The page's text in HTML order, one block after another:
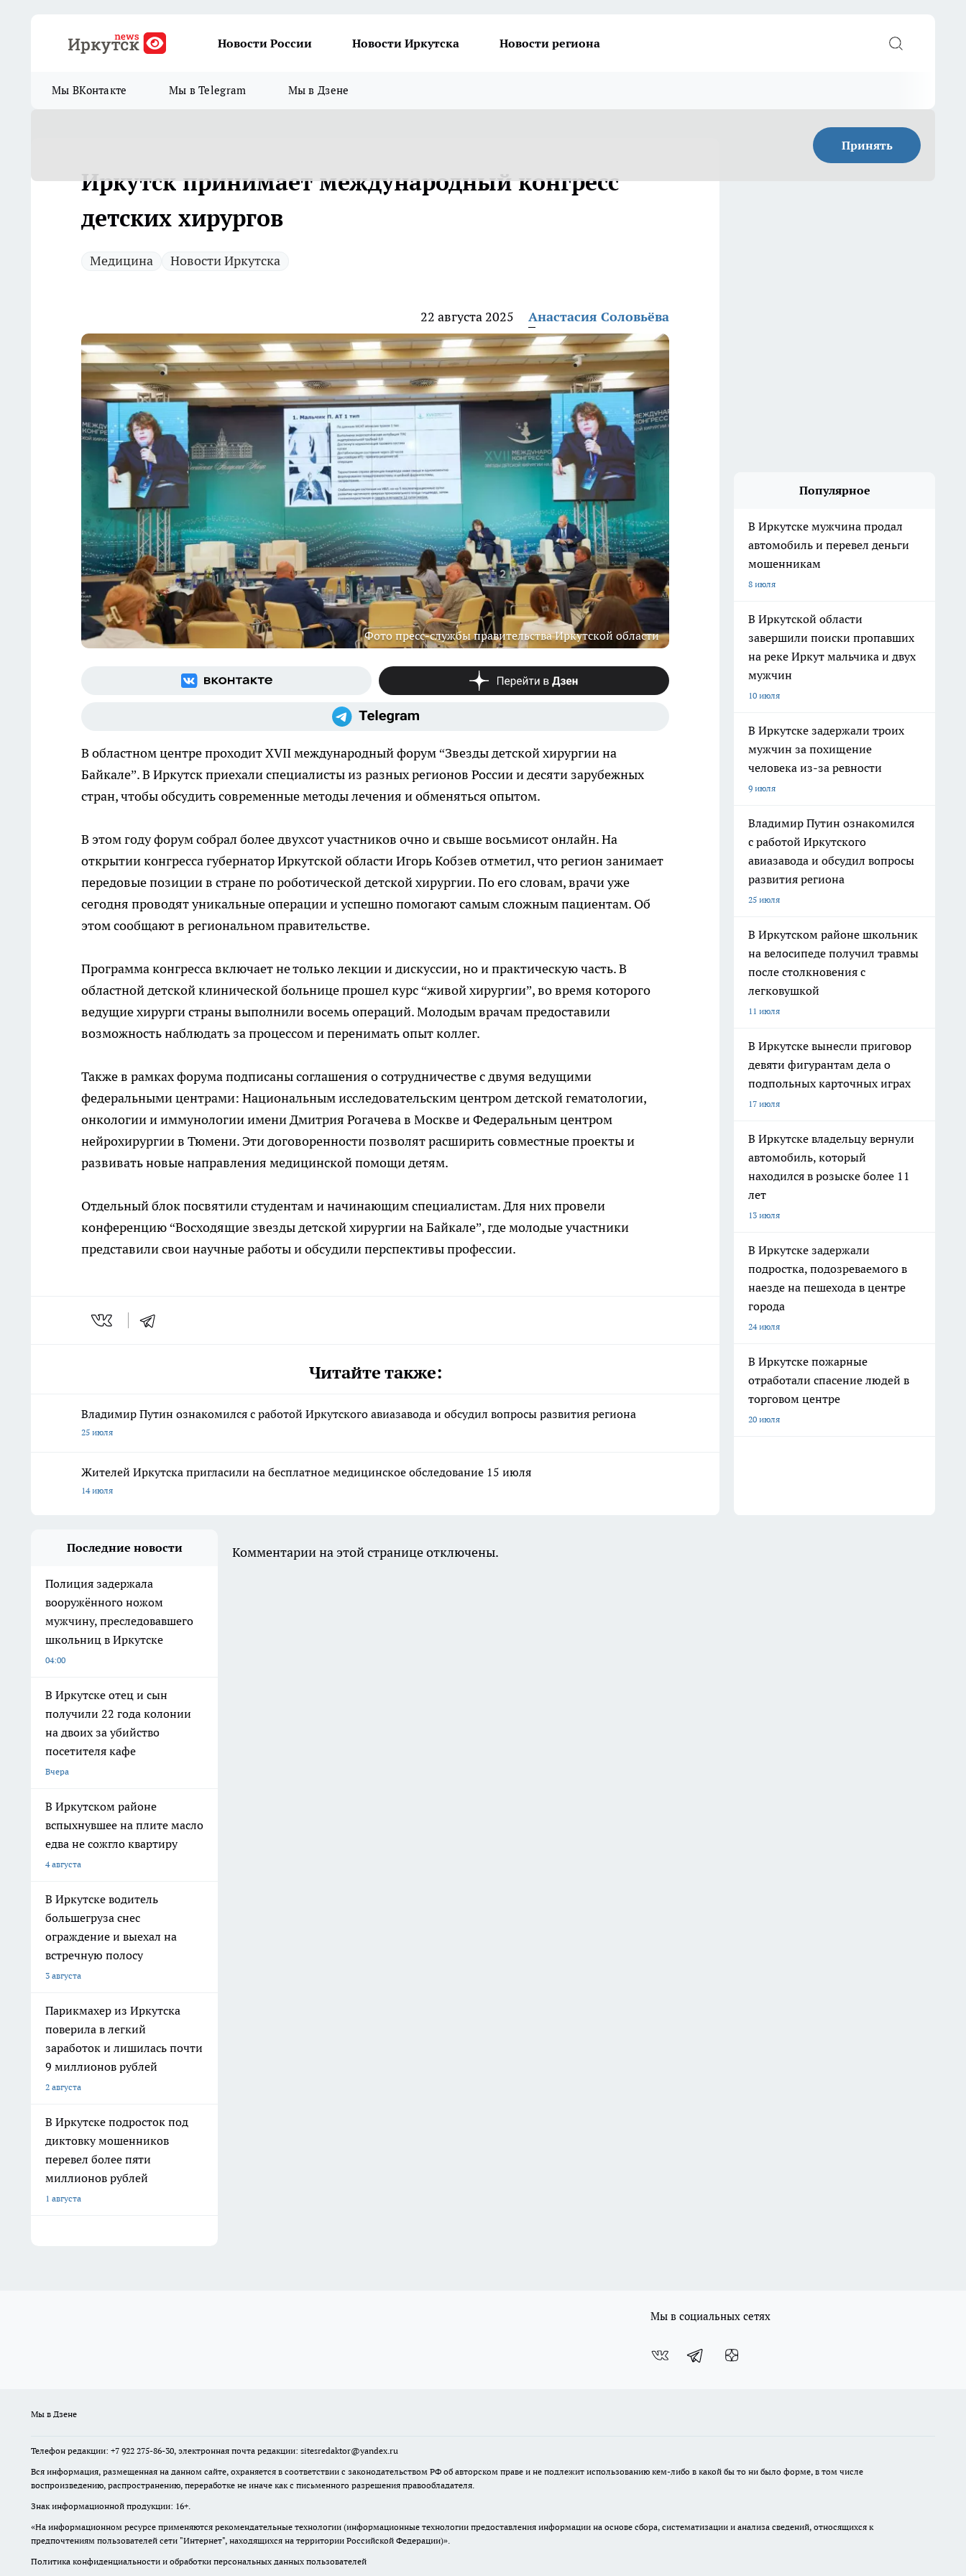
Новости России Новости Иркутска Новости региона
Мы ВКонтакте Мы в Telegram Мы в Дзене
Принять
Иркутск принимает международный конгресс
детских хирургов
Медицина Новости Иркутска
22 августа 2025 Анастасия Соловьёва
Фото пресс-службы правительства Иркутской области
В областном центре проходит XVII международный форум “Звезды детской хирургии на
Байкале”. В Иркутск приехали специалисты из разных регионов России и десяти зарубежных
стран, чтобы обсудить современные методы лечения и обменяться опытом.
В этом году форум собрал более двухсот участников очно и свыше восьмисот онлайн. На
открытии конгресса губернатор Иркутской области Игорь Кобзев отметил, что регион занимает
передовые позиции в стране по роботической детской хирургии. По его словам, врачи уже
сегодня проводят уникальные операции и успешно помогают самым сложным пациентам. Об
этом сообщают в региональном правительстве.
Программа конгресса включает не только лекции и дискуссии, но и практическую часть. В
областной детской клинической больнице прошел курс “живой хирургии”, во время которого
ведущие хирурги страны выполнили восемь операций. Молодым врачам предоставили
возможность наблюдать за процессом и перенимать опыт коллег.
Также в рамках форума подписаны соглашения о сотрудничестве с двумя ведущими
федеральными центрами: Национальным исследовательским центром детской гематологии,
онкологии и иммунологии имени Дмитрия Рогачева в Москве и Федеральным центром
нейрохирургии в Тюмени. Эти договоренности позволят расширить совместные проекты и
развивать новые направления медицинской помощи детям.
Отдельный блок посвятили студентам и начинающим специалистам. Для них провели
конференцию “Восходящие звезды детской хирургии на Байкале”, где молодые участники
представили свои научные работы и обсудили перспективы профессии.
Читайте также:
Владимир Путин ознакомился с работой Иркутского авиазавода и обсудил вопросы развития региона
25 июля
Жителей Иркутска пригласили на бесплатное медицинское обследование 15 июля
14 июля
Популярное
В Иркутске мужчина продал
автомобиль и перевел деньги
мошенникам
8 июля
В Иркутской области
завершили поиски пропавших
на реке Иркут мальчика и двух
мужчин
10 июля
В Иркутске задержали троих
мужчин за похищение
человека из-за ревности
9 июля
Владимир Путин ознакомился
с работой Иркутского
авиазавода и обсудил вопросы
развития региона
25 июля
В Иркутском районе школьник
на велосипеде получил травмы
после столкновения с
легковушкой
11 июля
В Иркутске вынесли приговор
девяти фигурантам дела о
подпольных карточных играх
17 июля
В Иркутске владельцу вернули
автомобиль, который
находился в розыске более 11
лет
13 июля
В Иркутске задержали
подростка, подозреваемого в
наезде на пешехода в центре
города
24 июля
В Иркутске пожарные
отработали спасение людей в
торговом центре
20 июля
Последние новости
Полиция задержала
вооружённого ножом
мужчину, преследовавшего
школьниц в Иркутске
04:00
В Иркутске отец и сын
получили 22 года колонии
на двоих за убийство
посетителя кафе
Вчера
В Иркутском районе
вспыхнувшее на плите масло
едва не сожгло квартиру
4 августа
В Иркутске водитель
большегруза снес
ограждение и выехал на
встречную полосу
3 августа
Парикмахер из Иркутска
поверила в легкий
заработок и лишилась почти
9 миллионов рублей
2 августа
В Иркутске подросток под
диктовку мошенников
перевел более пяти
миллионов рублей
1 августа
Комментарии на этой странице отключены.
Мы в социальных сетях
Мы в Дзене
Телефон редакции: +7 922 275-86-30, электронная почта редакции: sitesredaktor@yandex.ru
Вся информация, размещенная на данном сайте, охраняется в соответствии с законодательством РФ об авторском праве и не подлежит использованию кем-либо в какой бы то ни было форме, в том числе
воспроизведению, распространению, переработке не иначе как с письменного разрешения правообладателя.
Знак информационной продукции: 16+.
«На информационном ресурсе применяются рекомендательные технологии (информационные технологии предоставления информации на основе сбора, систематизации и анализа сведений, относящихся к
предпочтениям пользователей сети "Интернет", находящихся на территории Российской Федерации)».
Политика конфиденциальности и обработки персональных данных пользователей